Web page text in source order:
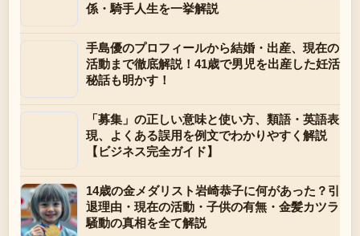
係・騎手人生を一挙解説
手島優のプロフィールから結婚・出産、現在の
活動まで徹底解説！41歳で男児を出産した妊活
秘話も明かす！
「募集」の正しい意味と使い方、類語・英語表
現、よくある誤用を例文でわかりやすく解説
【ビジネス完全ガイド】
14歳の金メダリスト岩崎恭子に何があった？引
退理由・現在の活動・子供の有無・金髪カツラ
騒動の真相を全て解説